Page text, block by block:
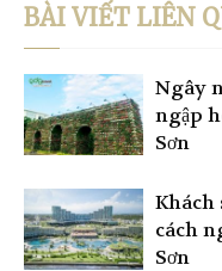
BÀI VIẾT LIÊN
Ngây
ngập
Sơn
Khách
cách
Sơn